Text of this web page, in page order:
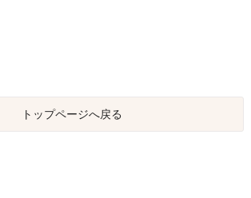
トップページへ戻る